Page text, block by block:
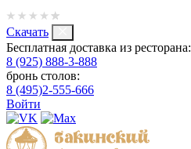
Скачать
Бесплатная доставка из ресторана:
8 (925) 888-3-888
бронь столов:
8 (495)2-555-666
Войти